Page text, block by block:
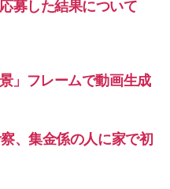
募した結果について
」フレームで動画生成
、集金係の人に家で初